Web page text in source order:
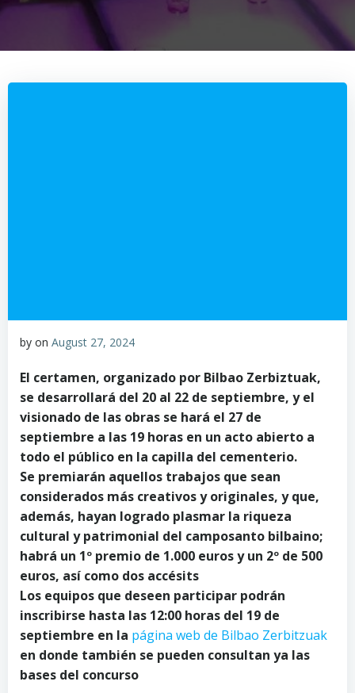
by on August 27, 2024
El certamen, organizado por Bilbao Zerbiztuak,
se desarrollará del 20 al 22 de septiembre, y el
visionado de las obras se hará el 27 de
septiembre a las 19 horas en un acto abierto a
todo el público en la capilla del cementerio.
Se premiarán aquellos trabajos que sean
considerados más creativos y originales, y que,
además, hayan logrado plasmar la riqueza
cultural y patrimonial del camposanto bilbaino;
habrá un 1º premio de 1.000 euros y un 2º de 500
euros, así como dos accésits
Los equipos que deseen participar podrán
inscribirse hasta las 12:00 horas del 19 de
septiembre en la página web de Bilbao Zerbitzuak
en donde también se pueden consultan ya las
bases del concurso